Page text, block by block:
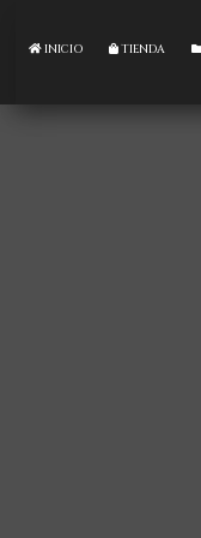
INICIO TIENDA